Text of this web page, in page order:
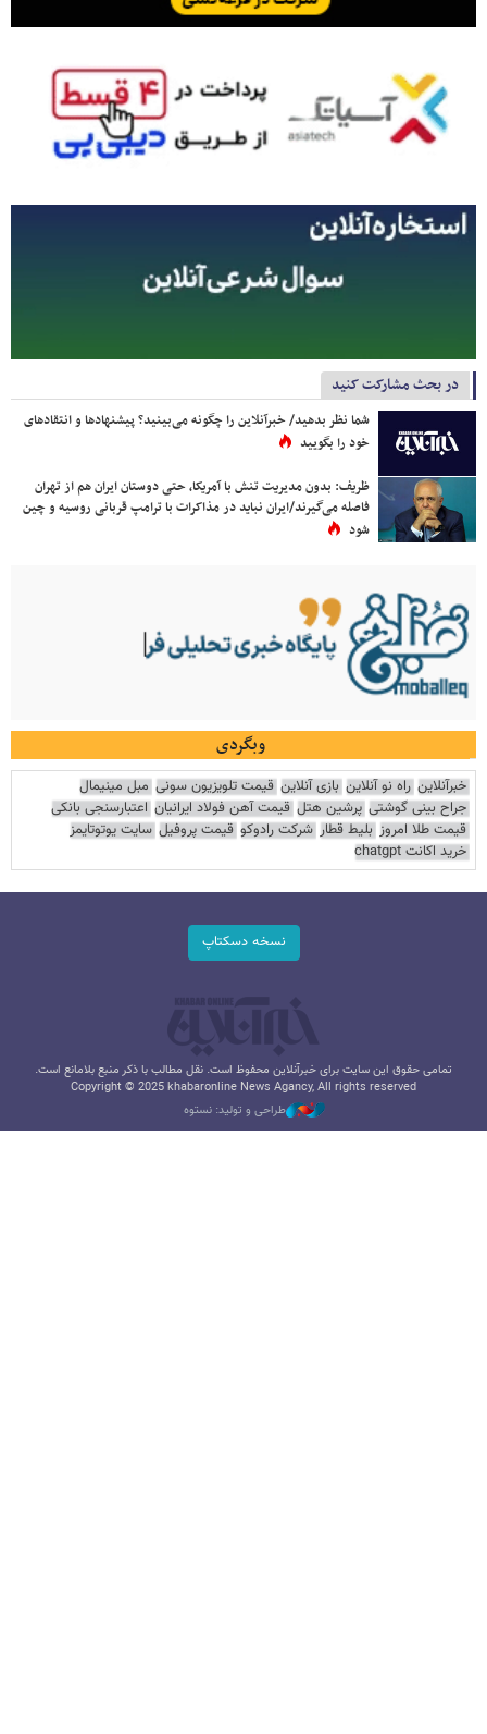
در بحث مشارکت کنید
شما نظر بدهید/ خبرآنلاین را چگونه می‌بینید؟ پیشنهادها و انتقادهای
خود را بگویید
ظریف: بدون مدیریت تنش با آمریکا، حتی دوستان ایران هم از تهران
فاصله می‌گیرند/ایران نباید در مذاکرات با ترامپ قربانی روسیه و چین
شود
وبگردی
خبرآنلاین راه نو آنلاین بازی آنلاین قیمت تلویزیون سونی مبل مینیمال
جراح بینی گوشتی پرشین هتل قیمت آهن فولاد ایرانیان اعتبارسنجی بانکی
قیمت طلا امروز بلیط قطار شرکت رادوکو قیمت پروفیل سایت یوتوتایمز
خرید اکانت chatgpt
نسخه دسکتاپ
تمامی حقوق این سایت برای خبرآنلاین محفوظ است. نقل مطالب با ذکر منبع بلامانع است.
Copyright © 2025 khabaronline News Agancy, All rights reserved
طراحی و تولید: نستوه